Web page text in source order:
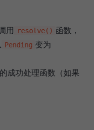
用 resolve() 函数，
Pending 变为
成功处理函数（如果